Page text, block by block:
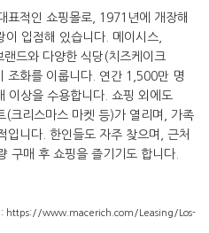
표적인 쇼핑몰로, 1971년에 개장해
입점해 있습니다. 메이시스,
드와 다양한 식당(치즈케이크
조화를 이룹니다. 연간 1,500만 명
이상을 수용합니다. 쇼핑 외에도
크리스마스 마켓 등)가 열리며, 가족
입니다. 한인들도 자주 찾으며, 근처
구매 후 쇼핑을 즐기기도 합니다.
https://www.macerich.com/Leasing/Los-